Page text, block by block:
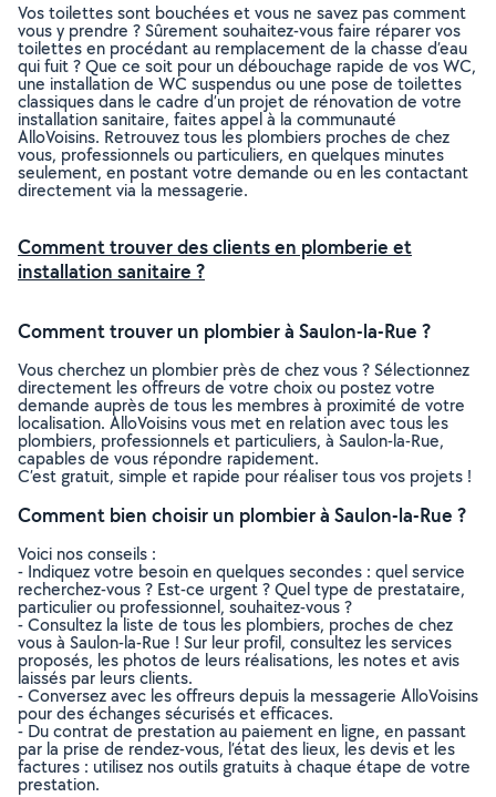
Vos toilettes sont bouchées et vous ne savez pas comment
vous y prendre ? Sûrement souhaitez-vous faire réparer vos
toilettes en procédant au remplacement de la chasse d’eau
qui fuit ? Que ce soit pour un débouchage rapide de vos WC,
une installation de WC suspendus ou une pose de toilettes
classiques dans le cadre d’un projet de rénovation de votre
installation sanitaire, faites appel à la communauté
AlloVoisins. Retrouvez tous les plombiers proches de chez
vous, professionnels ou particuliers, en quelques minutes
seulement, en postant votre demande ou en les contactant
directement via la messagerie.
Comment trouver des clients en plomberie et
installation sanitaire ?
Comment trouver un plombier à Saulon-la-Rue ?
Vous cherchez un plombier près de chez vous ? Sélectionnez
directement les offreurs de votre choix ou postez votre
demande auprès de tous les membres à proximité de votre
localisation. AlloVoisins vous met en relation avec tous les
plombiers, professionnels et particuliers, à Saulon-la-Rue,
capables de vous répondre rapidement.
C’est gratuit, simple et rapide pour réaliser tous vos projets !
Comment bien choisir un plombier à Saulon-la-Rue ?
Voici nos conseils :
- Indiquez votre besoin en quelques secondes : quel service
recherchez-vous ? Est-ce urgent ? Quel type de prestataire,
particulier ou professionnel, souhaitez-vous ?
- Consultez la liste de tous les plombiers, proches de chez
vous à Saulon-la-Rue ! Sur leur profil, consultez les services
proposés, les photos de leurs réalisations, les notes et avis
laissés par leurs clients.
- Conversez avec les offreurs depuis la messagerie AlloVoisins
pour des échanges sécurisés et efficaces.
- Du contrat de prestation au paiement en ligne, en passant
par la prise de rendez-vous, l’état des lieux, les devis et les
factures : utilisez nos outils gratuits à chaque étape de votre
prestation.